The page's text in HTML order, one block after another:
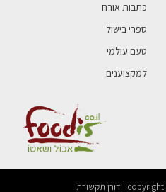
כתבות אורח
ספרי בישול
טעם עולמי
למקצוענים